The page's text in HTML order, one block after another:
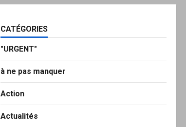
CATÉGORIES
"URGENT"
à ne pas manquer
Action
Actualités